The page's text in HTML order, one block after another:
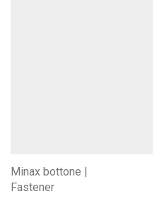
Minax bottone |
Fastener